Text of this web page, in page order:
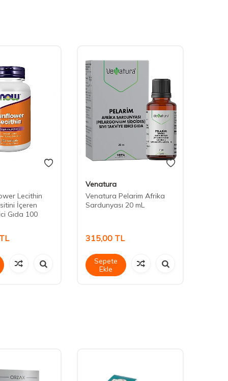
Lecithin
İçeren
Gıda 100
TL
Venatura
Venatura Pelarim Afrika
Sardunyası 20 mL
315,00 TL
Sepete
Ekle